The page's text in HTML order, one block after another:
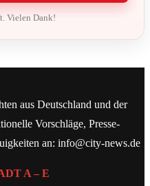
Vielen Dank!
aus Deutschland und der
Vorschläge, Presse-
an: info@city-news.de
A – E